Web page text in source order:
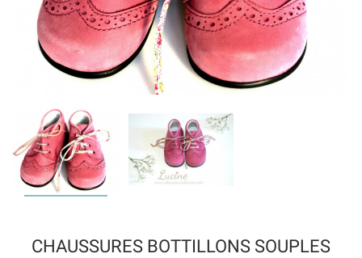
CHAUSSURES BOTTILLONS SOUPLES